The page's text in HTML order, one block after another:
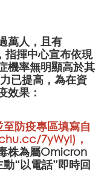
萬人，且有
揮中心宣布依現
機率無明顯高於其
已提高，為在資
效果：
防疫專區填寫自
7yWyI)，
株為屬Omicron
“以電話”即時回